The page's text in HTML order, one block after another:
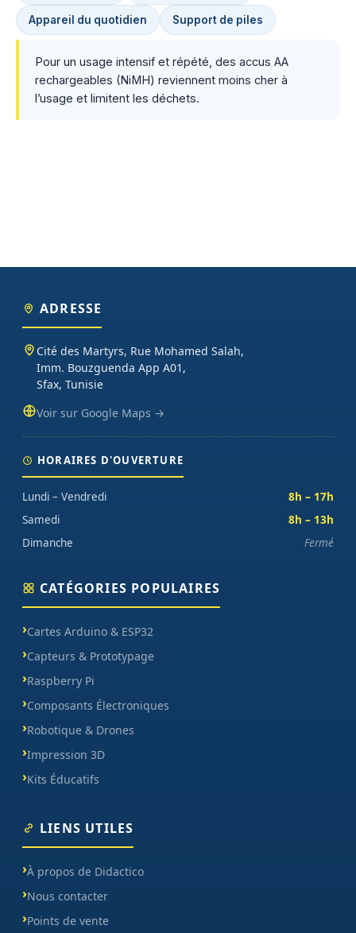
Appareil du quotidien Support de piles
Pour un usage intensif et répété, des accus AA
rechargeables (NiMH) reviennent moins cher à
l’usage et limitent les déchets.
ADRESSE
Cité des Martyrs, Rue Mohamed Salah,
Imm. Bouzguenda App A01,
Sfax, Tunisie
Voir sur Google Maps →
HORAIRES D'OUVERTURE
Lundi – Vendredi
8h – 17h
Samedi
8h – 13h
Dimanche
Fermé
CATÉGORIES POPULAIRES
Cartes Arduino & ESP32
Capteurs & Prototypage
Raspberry Pi
Composants Électroniques
Robotique & Drones
Impression 3D
Kits Éducatifs
LIENS UTILES
À propos de Didactico
Nous contacter
Points de vente